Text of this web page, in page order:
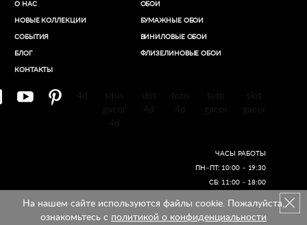
О НАС
НОВЫЕ КОЛЛЕКЦИИ
СОБЫТИЯ
БЛОГ
КОНТАКТЫ
ОБОИ
БУМАЖНЫЕ ОБОИ
ВИНИЛОВЫЕ ОБОИ​
ФЛИЗЕЛИНОВЫЕ ОБОИ
ЧАСЫ РАБОТЫ
ПН–ПТ: 10:00 – 19:30
СБ: 11:00 – 18:00
Создание сайтов
На нашем сайте используются файлы cookie. Пожалуйста,
ознакомьтесь с политикой о конфиденциальности